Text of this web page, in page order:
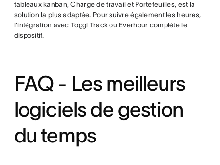
tableaux kanban, Charge de travail et Portefeuilles, est la
solution la plus adaptée. Pour suivre également les heures,
l'intégration avec Toggl Track ou Everhour complète le
dispositif.
FAQ - Les meilleurs
logiciels de gestion
du temps